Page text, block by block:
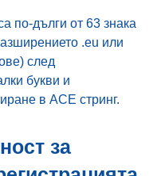
по-дълги от 63 знака
.eu или
след
букви и
в ACE стринг.
за